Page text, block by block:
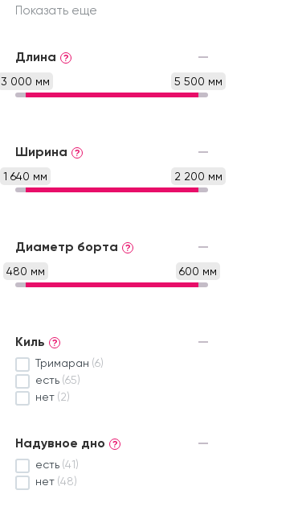
Показать еще
Длина ?
3 000 мм 5 500 мм
Ширина ?
1 640 мм 2 200 мм
Диаметр борта ?
480 мм 600 мм
Киль ?
Тримаран (6)
есть (65)
нет (2)
Надувное дно ?
есть (41)
нет (48)